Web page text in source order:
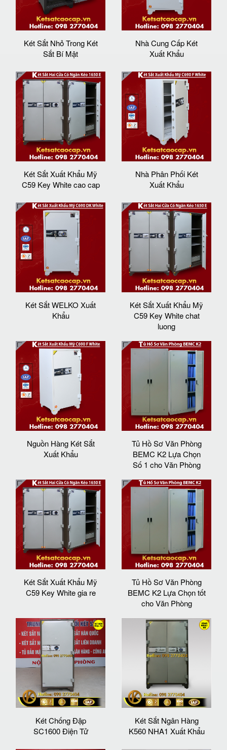
Két Sắt Nhỏ Trong Két
Sắt Bí Mật
Nhà Cung Cấp Két
Xuất Khẩu
Két Sắt Xuất Khẩu Mỹ
C59 Key White cao cap
Nhà Phân Phối Két
Xuất Khẩu
Két Sắt WELKO Xuất
Khẩu
Két Sắt Xuất Khẩu Mỹ
C59 Key White chat
luong
Nguồn Hàng Két Sắt
Xuất Khẩu
Tủ Hồ Sơ Văn Phòng
BEMC K2 Lựa Chọn
Số 1 cho Văn Phòng
Két Sắt Xuất Khẩu Mỹ
C59 Key White gia re
Tủ Hồ Sơ Văn Phòng
BEMC K2 Lựa Chọn tốt
cho Văn Phòng
Két Chống Đập
SC1600 Điện Tử
Két Sắt Ngân Hàng
K560 NHA1 Xuất Khẩu